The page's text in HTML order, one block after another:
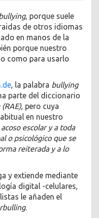
, porque suele
de otros idiomas
en manos de la
porque nuestro
como para usarlo
, la palabra bullying
parte del diccionario
, pero cuya
en nuestro
acoso escolar y a toda
o psicológico que se
reiterada y a lo
y extiende mediante
digital -celulares,
le añaden el
.